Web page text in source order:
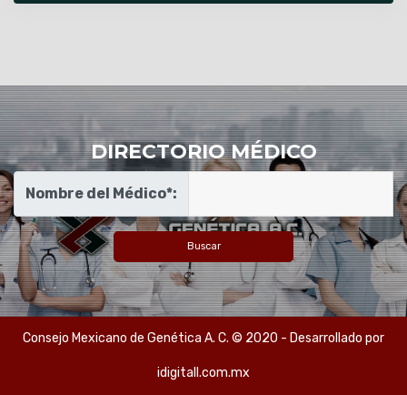
DIRECTORIO MÉDICO
Nombre del Médico*:
Consejo Mexicano de Genética A. C. © 2020 - Desarrollado por
idigitall.com.mx